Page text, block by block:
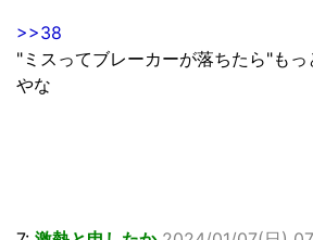
>>38
"ミスってブレーカーが落ちたら"も
やな